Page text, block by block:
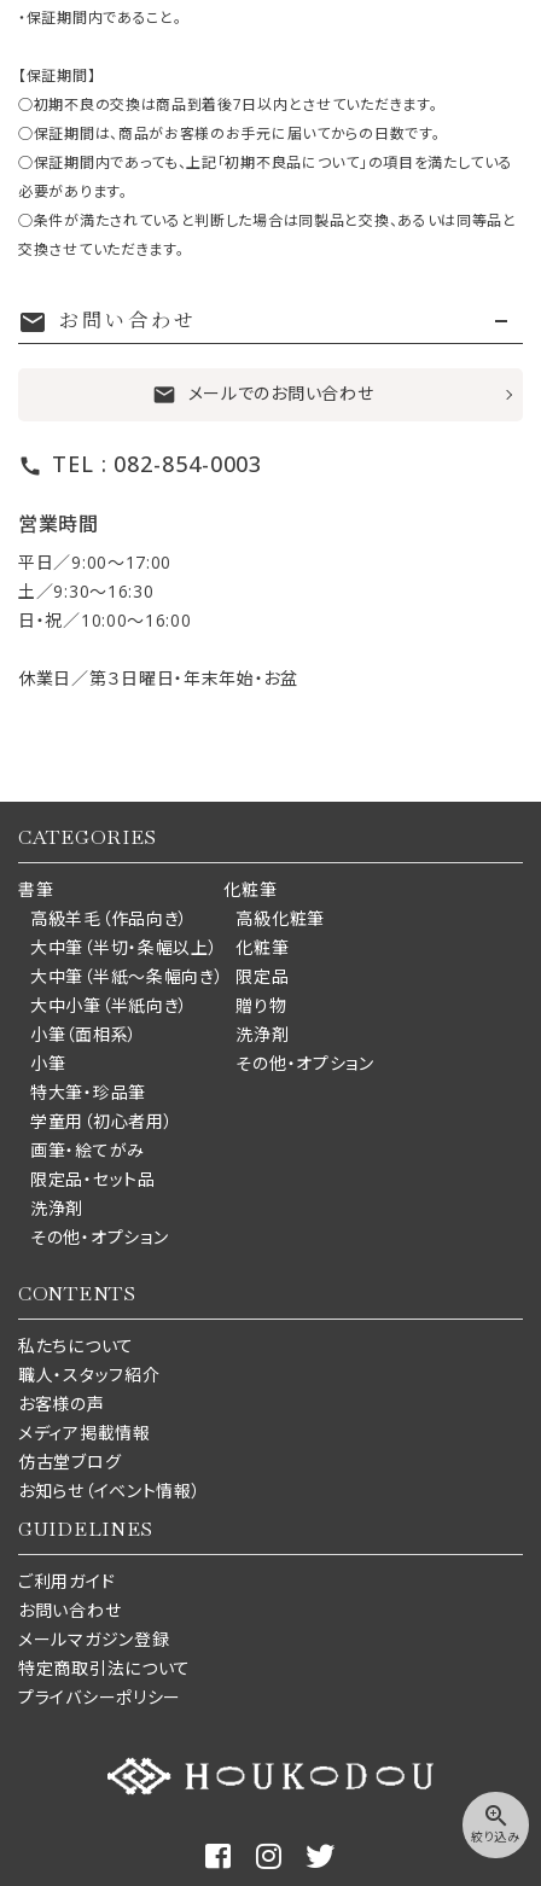
zoom_in
絞り込み
・保証期間内であること。
【保証期間】
○初期不良の交換は商品到着後7日以内とさせていただきます。
○保証期間は、商品がお客様のお手元に届いてからの日数です。
○保証期間内であっても、上記「初期不良品について」の項目を満たしている
必要があります。
○条件が満たされていると判断した場合は同製品と交換、あるいは同等品と
交換させていただきます。
mail お問い合わせ
mail メールでのお問い合わせ
call TEL : 082-854-0003
営業時間
平日／9:00〜17:00
土／9:30〜16:30
日・祝／10:00〜16:00
休業日／第３日曜日・年末年始・お盆
CATEGORIES
書筆
高級羊毛（作品向き）
大中筆（半切・条幅以上）
大中筆（半紙～条幅向き）
大中小筆（半紙向き）
小筆（面相系）
小筆
特大筆・珍品筆
学童用（初心者用）
画筆・絵てがみ
限定品・セット品
洗浄剤
その他・オプション
化粧筆
高級化粧筆
化粧筆
限定品
贈り物
洗浄剤
その他・オプション
CONTENTS
私たちについて
職人・スタッフ紹介
お客様の声
メディア掲載情報
仿古堂ブログ
お知らせ（イベント情報）
GUIDELINES
ご利用ガイド
お問い合わせ
メールマガジン登録
特定商取引法について
プライバシーポリシー